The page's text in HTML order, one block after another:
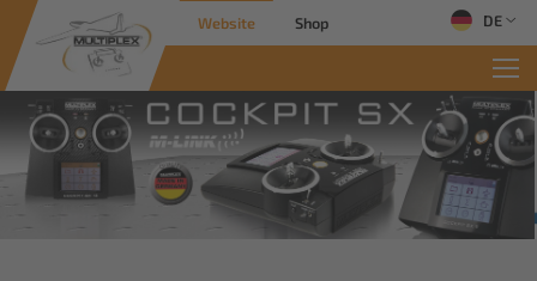
Website Shop DE